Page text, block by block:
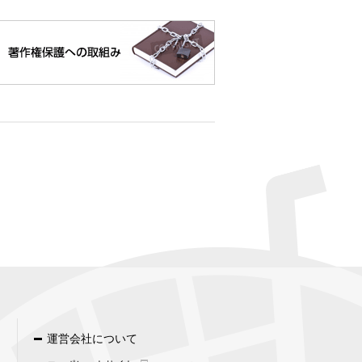
必要かつ適切な措置を講じます。
していただけません。また、こ
運営会社について